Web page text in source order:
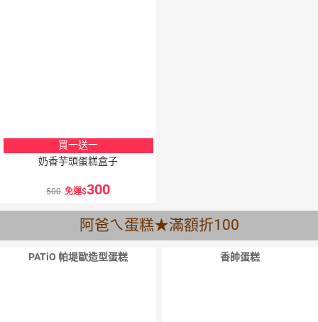
買一送一
奶香芋頭蛋糕盒子
500 免運 300
阿爸ㄟ蛋糕★滿額折100
PATiO 帕堤歐造型蛋糕 香帥蛋糕